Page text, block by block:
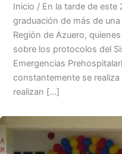
Inicio / En la tarde de este
graduación de más de
Región de Azuero,
sobre los protocolos del
Emergencias
constantemente se
realizan […]